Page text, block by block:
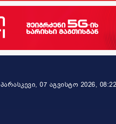
პარასკევი, 07 აგვისტო 2026, 08:22